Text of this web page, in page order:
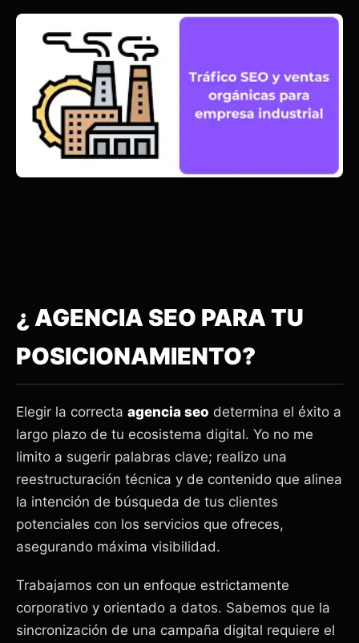
¿ AGENCIA SEO PARA TU
POSICIONAMIENTO?
Elegir la correcta agencia seo determina el éxito a
largo plazo de tu ecosistema digital. Yo no me
limito a sugerir palabras clave; realizo una
reestructuración técnica y de contenido que alinea
la intención de búsqueda de tus clientes
potenciales con los servicios que ofreces,
asegurando máxima visibilidad.
Trabajamos con un enfoque estrictamente
corporativo y orientado a datos. Sabemos que la
sincronización de una campaña digital requiere el